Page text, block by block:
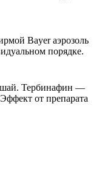
Bayer аэрозоль
порядке.
Тербинафин —
от препарата